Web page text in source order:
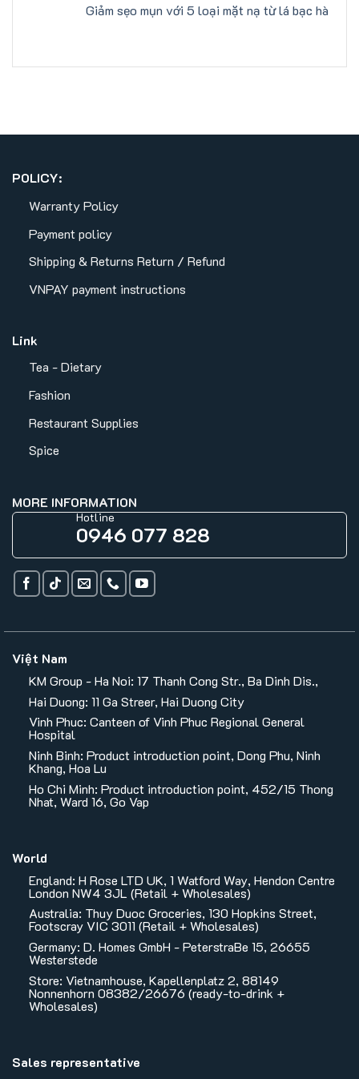
Giảm sẹo mụn với 5 loại mặt nạ từ lá bạc hà
POLICY:
Warranty Policy
Payment policy
Shipping & Returns Return / Refund
VNPAY payment instructions
Link
Tea - Dietary
Fashion
Restaurant Supplies
Spice
MORE INFORMATION
Hotline
0946 077 828
Việt Nam
KM Group - Ha Noi: 17 Thanh Cong Str., Ba Dinh Dis.,
Hai Duong: 11 Ga Streer, Hai Duong City
Vinh Phuc: Canteen of Vinh Phuc Regional General
Hospital
Ninh Binh: Product introduction point, Dong Phu, Ninh
Khang, Hoa Lu
Ho Chi Minh: Product introduction point, 452/15 Thong
Nhat, Ward 16, Go Vap
World
England: H Rose LTD UK, 1 Watford Way, Hendon Centre
London NW4 3JL (Retail + Wholesales)
Australia: Thuy Duoc Groceries, 130 Hopkins Street,
Footscray VIC 3011 (Retail + Wholesales)
Germany: D. Homes GmbH - PeterstraBe 15, 26655
Westerstede
Store: Vietnamhouse, Kapellenplatz 2, 88149
Nonnenhorn 08382/26676 (ready-to-drink +
Wholesales)
Sales representative